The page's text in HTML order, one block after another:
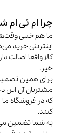
چرا ام تی ام
ما هم خیلی وقت‌ها
اینترنتی خرید
کالا واقعا اصالت
خیر.
برای همین تصمیم
مشتریان آن این
که در فروشگاه
کنند.
به شما تضمین